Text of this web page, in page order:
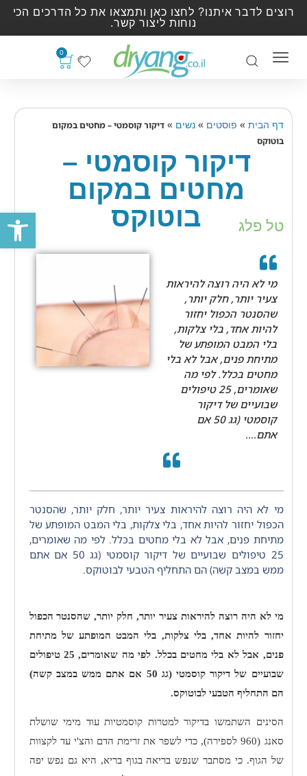
פתח
רוצים לדבר איתנו? לחצו כאן ותמצאו את כל הדרכים הכי
נוחות ליצור קשר.
0
דף הבית » פוסטים »נשים »דיקור קוסמטי – מחטים במקום
בוטוקס
דיקור קוסמטי –
מחטים במקום
בוטוקס
טל פלג
מי לא היה רוצה להיראות
צעיר יותר, חלק יותר,
שהסנטר הכפול יחזור
להיות אחד, בלי צלקות,
בלי המבט המופתע של
מתיחת פנים, אבל לא בלי
מחטים בכלל. לפי מה
שאומרים, 25 טיפולים
שבועיים של דיקור
קוסמטי (גג 50 אם
אתם....
מי לא היה רוצה להיראות צעיר יותר, חלק יותר, שהסנטר
הכפול יחזור להיות אחד, בלי צלקות, בלי המבט המופתע של
מתיחת פנים, אבל לא בלי מחטים בכלל. לפי מה שאומרים,
25 טיפולים שבועיים של דיקור קוסמטי (גג 50 אם אתם
ממש במצב קשה) הם התחליף הטבעי לבוטוקס.
מי לא היה רוצה להיראות צעיר יותר, חלק יותר, שהסנטר הכפול
יחזור להיות אחד, בלי צלקות, בלי המבט המופתע של מתיחת
פנים, אבל לא בלי מחטים בכלל. לפי מה שאומרים, 25 טיפולים
שבועיים של דיקור קוסמטי (גג 50 אם אתם ממש במצב קשה)
הם התחליף הטבעי לבוטוקס.
הסינים השתמשו בדיקור למטרות קוסמטיות עוד מימי שושלת
סאנג
(960 לספירה), כדי לשפר את זרימת הדם והצ'י עד לקצוות
של הגוף. כי מסתבר שנפש בריאה בגוף בריא, היא גם נפש יפה